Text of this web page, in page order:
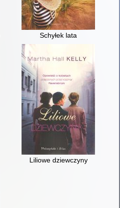
Schyłek lata
Liliowe dziewczyny